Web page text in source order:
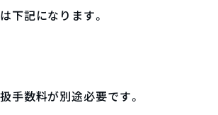
下記になります。
手数料が別途必要です。